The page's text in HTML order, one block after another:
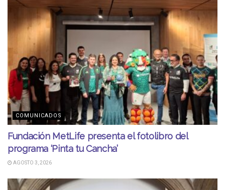
COMUNICADOS
Fundación MetLife presenta el fotolibro del
programa ‘Pinta tu Cancha’
AGOSTO 3, 2026